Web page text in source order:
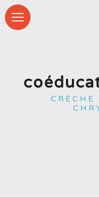
CRÈCHE
Panneau de gestion des